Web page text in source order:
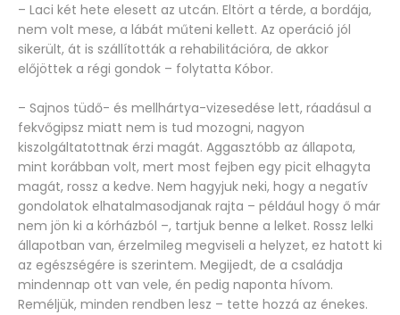
– Laci két hete elesett az utcán. Eltört a térde, a bordája,
nem volt mese, a lábát műteni kellett. Az operáció jól
sikerült, át is szállították a rehabilitációra, de akkor
előjöttek a régi gondok – folytatta Kóbor.
– Sajnos tüdő- és mellhártya-vizesedése lett, ráadásul a
fekvőgipsz miatt nem is tud mozogni, nagyon
kiszolgáltatottnak érzi magát. Aggasztóbb az állapota,
mint korábban volt, mert most fejben egy picit elhagyta
magát, rossz a kedve. Nem hagyjuk neki, hogy a negatív
gondolatok elhatalmasodjanak rajta – például hogy ő már
nem jön ki a kórházból –, tartjuk benne a lelket. Rossz lelki
állapotban van, érzelmileg megviseli a helyzet, ez hatott ki
az egészségére is szerintem. Megijedt, de a családja
mindennap ott van vele, én pedig naponta hívom.
Reméljük, minden rendben lesz – tette hozzá az énekes.